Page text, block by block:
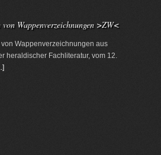
Wappenverzeichnungen >ZW<
Wappenverzeichnungen aus
heraldischer Fachliteratur, vom 12.